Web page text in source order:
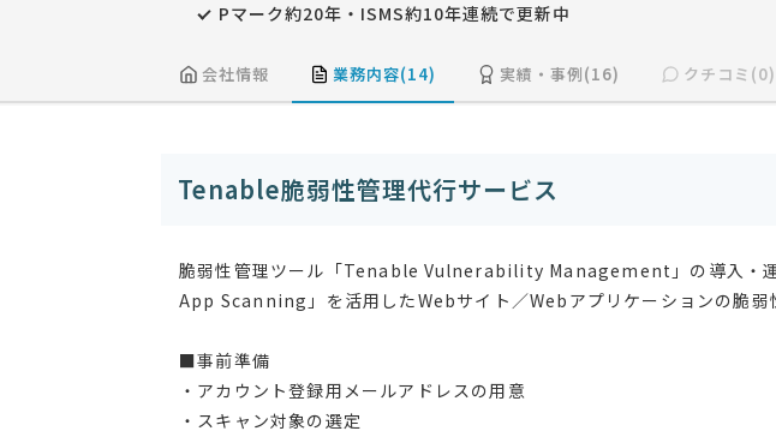
Pマーク約20年・ISMS約10年連続で更新中
会社情報 業務内容(14) 実績・事例(16) クチコミ(0)
Tenable脆弱性管理代行サービス
脆弱性管理ツール「Tenable Vulnerability Management」の導入・
App Scanning」を活用したWebサイト／Webアプリケーションの脆弱
■事前準備
・アカウント登録用メールアドレスの用意
・スキャン対象の選定